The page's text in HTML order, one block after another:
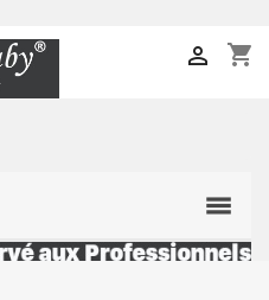
shopping_cart
